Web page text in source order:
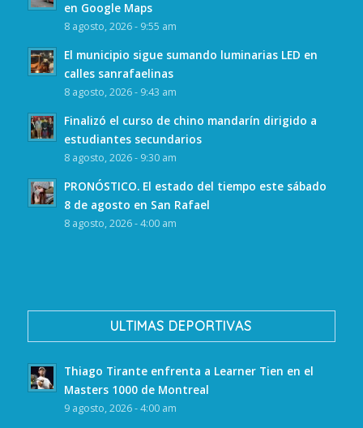
en Google Maps
8 agosto, 2026 - 9:55 am
El municipio sigue sumando luminarias LED en
calles sanrafaelinas
8 agosto, 2026 - 9:43 am
Finalizó el curso de chino mandarín dirigido a
estudiantes secundarios
8 agosto, 2026 - 9:30 am
PRONÓSTICO. El estado del tiempo este sábado
8 de agosto en San Rafael
8 agosto, 2026 - 4:00 am
ULTIMAS DEPORTIVAS
Thiago Tirante enfrenta a Learner Tien en el
Masters 1000 de Montreal
9 agosto, 2026 - 4:00 am